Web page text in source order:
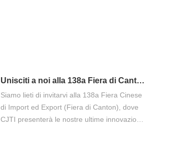
Unisciti a noi alla 138a Fiera di Canton: scopri l'abbigliamento protettivo avanzato di CJTI
Siamo lieti di invitarvi alla 138a Fiera Cinese
di Import ed Export (Fiera di Canton), dove
CJTI presenterà le nostre ultime innovazioni